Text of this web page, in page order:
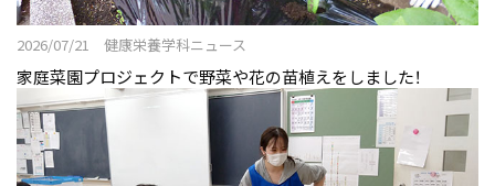
2026/07/21 健康栄養学科ニュース
家庭菜園プロジェクトで野菜や花の苗植えをしました！